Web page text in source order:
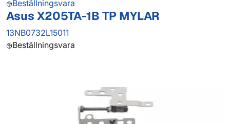
Beställningsvara
Asus X205TA-1B TP MYLAR
13NB0732L15011
Beställningsvara